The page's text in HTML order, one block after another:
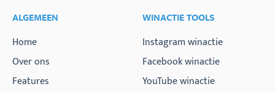
13,7795 inch
36 cm
14,1732 inch
ALGEMEEN
Home
Over ons
Features
WINACTIE TOOLS
Instagram winactie
Facebook winactie
YouTube winactie